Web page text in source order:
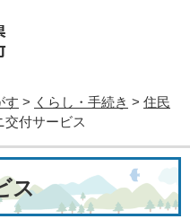
す > くらし・手続き > 住民
交付サービス
ス